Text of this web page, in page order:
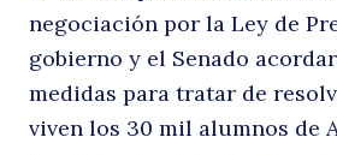
negociación por la Ley de
gobierno y el Senado
medidas para tratar de
viven los 30 mil alumnos de